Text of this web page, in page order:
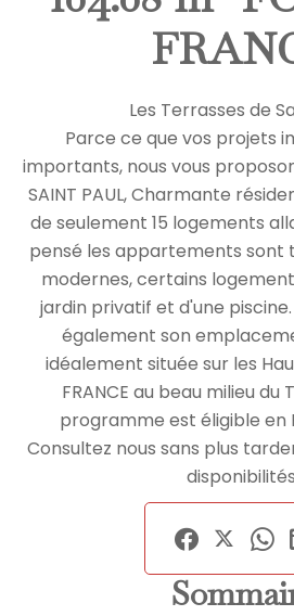
Les Terrasses de
Parce ce que vos projets
importants, nous vous proposons
SAINT PAUL, Charmante
de seulement 15 logements
pensé les appartements sont
modernes, certains
jardin privatif et d'une
également son
idéalement située sur les
FRANCE au beau milieu du
programme est éligible en
Consultez nous sans plus